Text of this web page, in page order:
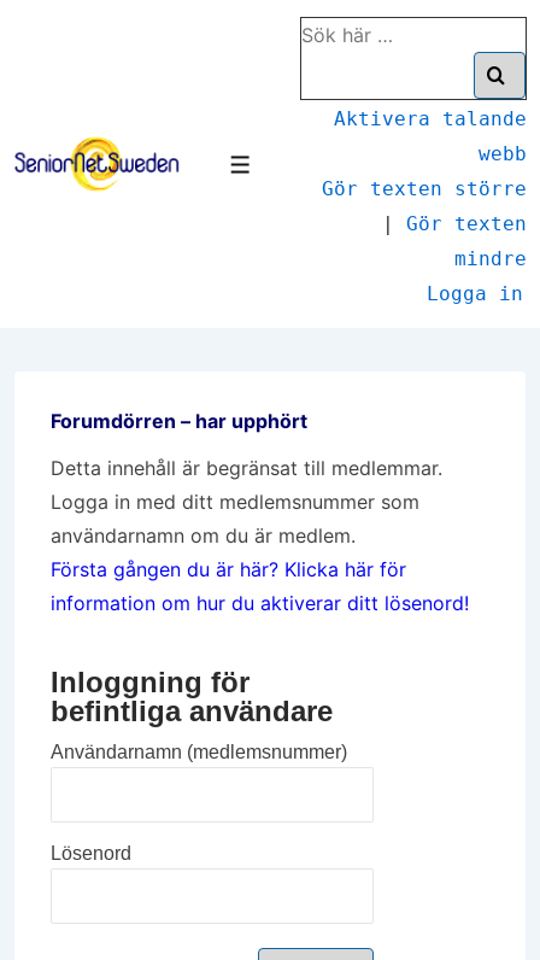
Meny
Sök
Aktivera talande
webb
Gör texten större
| Gör texten
mindre
Logga in
Forumdörren – har upphört
Detta innehåll är begränsat till medlemmar.
Logga in med ditt medlemsnummer som
användarnamn om du är medlem.
Första gången du är här? Klicka här för
information om hur du aktiverar ditt lösenord!
Inloggning för
befintliga användare
Användarnamn (medlemsnummer)
Lösenord